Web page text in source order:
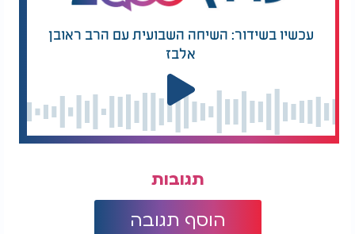
עכשיו בשידור: השיחה השבועית עם הרב ראובן
אלבז
תגובות
הוסף תגובה